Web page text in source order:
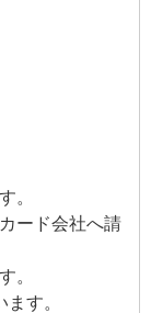
。
ード会社へ請
。
す。